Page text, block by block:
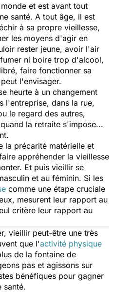
et est avant tout
santé. A tout âge, il est
à sa propre vieillesse,
les moyens d'agir en
rester jeune, avoir l'air
ni boire trop d'alcool,
faire fonctionner sa
l'envisager.
heurte à un changement
l'entreprise, dans la rue,
le regard des autres,
la retraite s'impose...
la précarité matérielle et
appréhender la vieillesse
Et puis vieillir se
et au féminin. Si les
comme une étape cruciale
mesurent leur rapport au
critère leur rapport au
vieillir peut-être une très
que l'activité physique
de la fontaine de
pas et agissons sur
bénéfiques pour gagner
santé.